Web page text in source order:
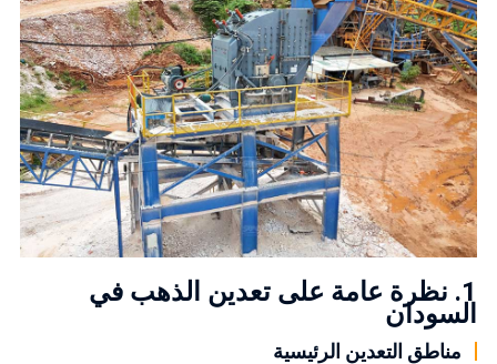
بنا
العربية
1. نظرة عامة على تعدين الذهب في
السودان
مناطق التعدين الرئيسية